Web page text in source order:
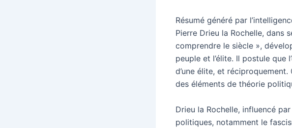
Résumé généré par
Pierre Drieu la Rochelle, dans
comprendre le siècle »,
peuple et l’élite. Il postule que
d’une élite, et
des éléments de théorie
Drieu la Rochelle, influencé
politiques, notamment le